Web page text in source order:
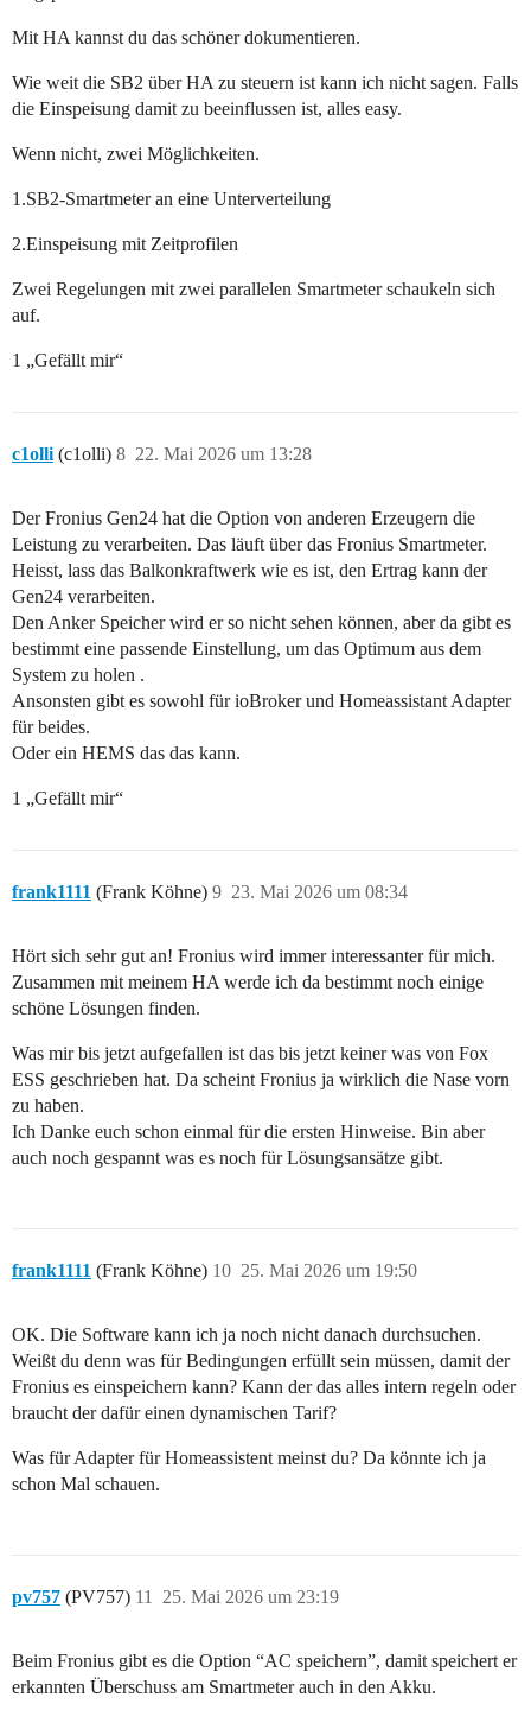
Mit HA kannst du das schöner dokumentieren.
Wie weit die SB2 über HA zu steuern ist kann ich nicht sagen. Falls
die Einspeisung damit zu beeinflussen ist, alles easy.
Wenn nicht, zwei Möglichkeiten.
1.SB2-Smartmeter an eine Unterverteilung
2.Einspeisung mit Zeitprofilen
Zwei Regelungen mit zwei parallelen Smartmeter schaukeln sich
auf.
1 „Gefällt mir“
c1olli (c1olli) 22. Mai 2026 um 13:28
8
Der Fronius Gen24 hat die Option von anderen Erzeugern die
Leistung zu verarbeiten. Das läuft über das Fronius Smartmeter.
Heisst, lass das Balkonkraftwerk wie es ist, den Ertrag kann der
Gen24 verarbeiten.
Den Anker Speicher wird er so nicht sehen können, aber da gibt es
bestimmt eine passende Einstellung, um das Optimum aus dem
System zu holen .
Ansonsten gibt es sowohl für ioBroker und Homeassistant Adapter
für beides.
Oder ein HEMS das das kann.
1 „Gefällt mir“
frank1111 (Frank Köhne) 23. Mai 2026 um 08:34
9
Hört sich sehr gut an! Fronius wird immer interessanter für mich.
Zusammen mit meinem HA werde ich da bestimmt noch einige
schöne Lösungen finden.
Was mir bis jetzt aufgefallen ist das bis jetzt keiner was von Fox
ESS geschrieben hat. Da scheint Fronius ja wirklich die Nase vorn
zu haben.
Ich Danke euch schon einmal für die ersten Hinweise. Bin aber
auch noch gespannt was es noch für Lösungsansätze gibt.
frank1111 (Frank Köhne) 25. Mai 2026 um 19:50
10
OK. Die Software kann ich ja noch nicht danach durchsuchen.
Weißt du denn was für Bedingungen erfüllt sein müssen, damit der
Fronius es einspeichern kann? Kann der das alles intern regeln oder
braucht der dafür einen dynamischen Tarif?
Was für Adapter für Homeassistent meinst du? Da könnte ich ja
schon Mal schauen.
pv757 (PV757) 25. Mai 2026 um 23:19
11
Beim Fronius gibt es die Option “AC speichern”, damit speichert er
erkannten Überschuss am Smartmeter auch in den Akku.